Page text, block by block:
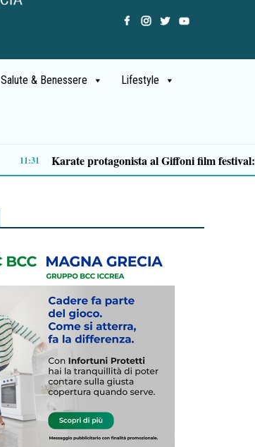
Salute & Benessere Lifestyle
09:05